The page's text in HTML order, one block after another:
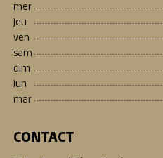
mer
jeu
ven
sam
dim
lun
mar
CONTACT